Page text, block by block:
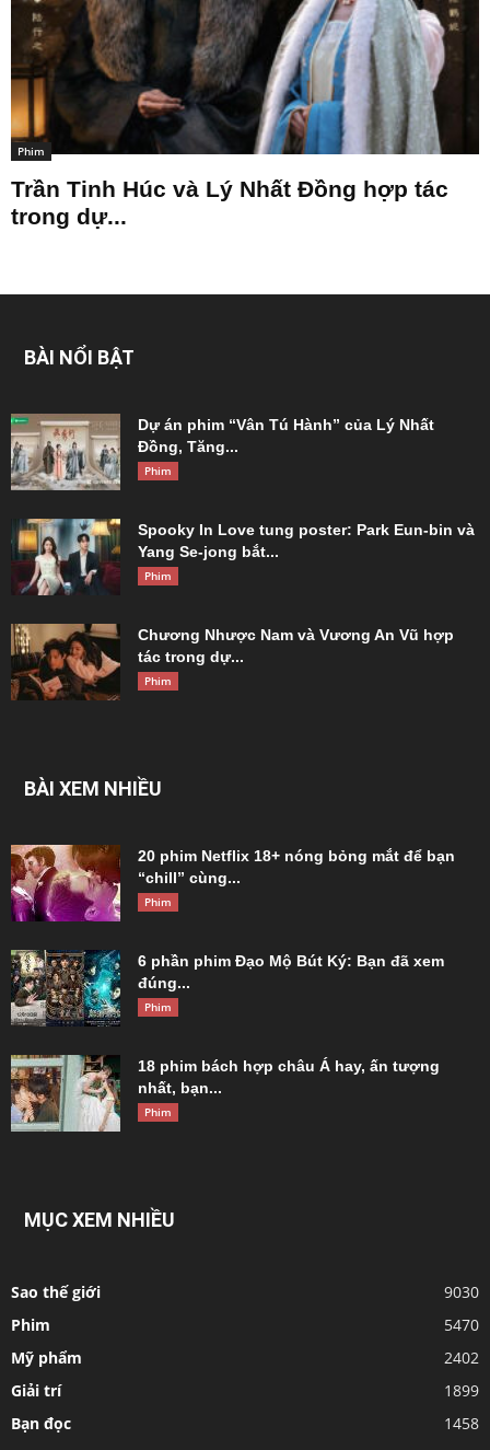
Phim
Trần Tinh Húc và Lý Nhất Đồng hợp tác
trong dự...
BÀI NỔI BẬT
Dự án phim “Vân Tú Hành” của Lý Nhất
Đồng, Tăng...
Phim
Spooky In Love tung poster: Park Eun-bin và
Yang Se-jong bắt...
Phim
Chương Nhược Nam và Vương An Vũ hợp
tác trong dự...
Phim
BÀI XEM NHIỀU
20 phim Netflix 18+ nóng bỏng mắt để bạn
“chill” cùng...
Phim
6 phần phim Đạo Mộ Bút Ký: Bạn đã xem
đúng...
Phim
18 phim bách hợp châu Á hay, ấn tượng
nhất, bạn...
Phim
MỤC XEM NHIỀU
Sao thế giới
9030
Phim
5470
Mỹ phẩm
2402
Giải trí
1899
Bạn đọc
1458